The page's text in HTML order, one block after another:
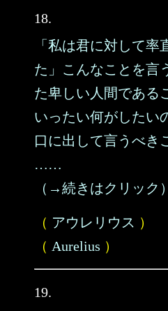
18.
「私は君に対して
た」こんなことを言
た卑しい人間である
いったい何がしたい
口に出して言うべき
……
（→続きはクリック）
（ アウレリウス ）
（ Aurelius ）
19.